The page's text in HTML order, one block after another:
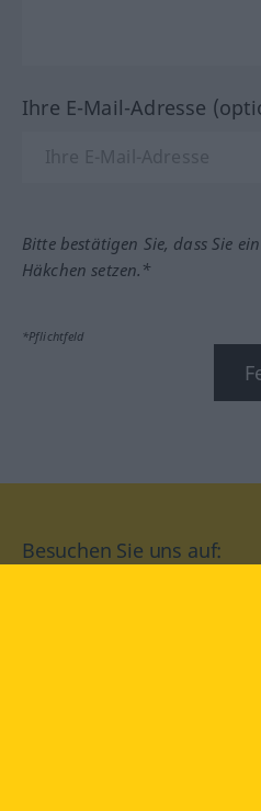
Ihre E-Mail-Adresse
Bitte bestätigen Sie, dass Sie
Häkchen setzen.*
*Pflichtfeld
Besuchen Sie uns auf: